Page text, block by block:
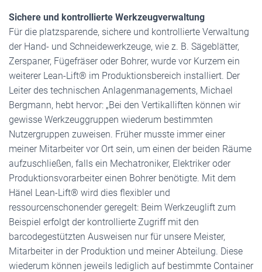
Sichere und kontrollierte Werkzeugverwaltung
Für die platzsparende, sichere und kontrollierte Verwaltung
der Hand- und Schneidewerkzeuge, wie z. B. Sägeblätter,
Zerspaner, Fügefräser oder Bohrer, wurde vor Kurzem ein
weiterer Lean-Lift® im Produktionsbereich installiert. Der
Leiter des technischen Anlagenmanagements, Michael
Bergmann, hebt hervor: „Bei den Vertikalliften können wir
gewisse Werkzeuggruppen wiederum bestimmten
Nutzergruppen zuweisen. Früher musste immer einer
meiner Mitarbeiter vor Ort sein, um einen der beiden Räume
aufzuschließen, falls ein Mechatroniker, Elektriker oder
Produktionsvorarbeiter einen Bohrer benötigte. Mit dem
Hänel Lean-Lift® wird dies flexibler und
ressourcenschonender geregelt: Beim Werkzeuglift zum
Beispiel erfolgt der kontrollierte Zugriff mit den
barcodegestützten Ausweisen nur für unsere Meister,
Mitarbeiter in der Produktion und meiner Abteilung. Diese
wiederum können jeweils lediglich auf bestimmte Container